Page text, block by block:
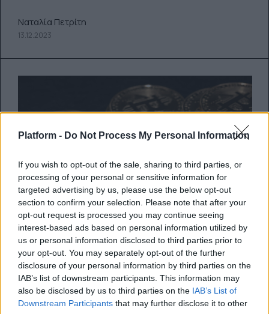
Platform - Do Not Process My Personal Information
If you wish to opt-out of the sale, sharing to third parties, or
processing of your personal or sensitive information for
targeted advertising by us, please use the below opt-out
section to confirm your selection. Please note that after your
opt-out request is processed you may continue seeing
interest-based ads based on personal information utilized by
us or personal information disclosed to third parties prior to
your opt-out. You may separately opt-out of the further
disclosure of your personal information by third parties on the
IAB’s list of downstream participants. This information may
also be disclosed by us to third parties on the IAB’s List of
Downstream Participants that may further disclose it to other
Ναταλία Πετρίτη
13.12.2023
To Bitcoin σπάει κάθε ρεκόρ
τιμής για το 2023 και οι αγορές
παίρνουν φωτιά